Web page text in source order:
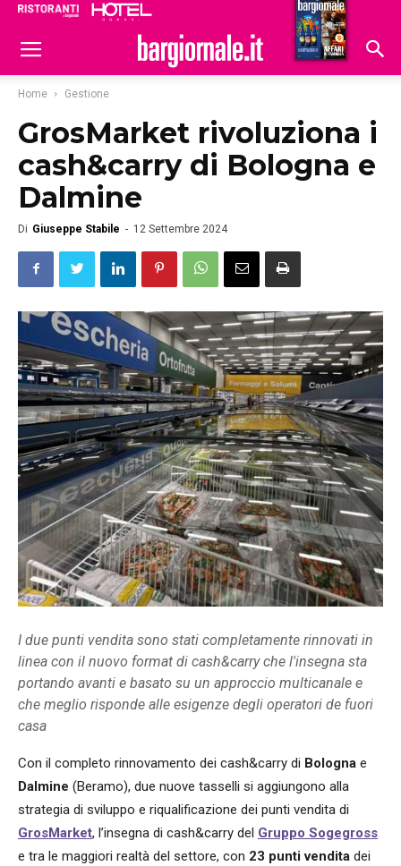
Hoteldomani
Home Gestione
GrosMarket rivoluziona i
cash&carry di Bologna e
Dalmine
Di Giuseppe Stabile - 12 Settembre 2024
I due punti vendita sono stati completamente rinnovati in
linea con il nuovo format di cash&carry che l'insegna sta
portando avanti e basato su un approccio multicanale e
che meglio risponde alle esigenze degli operatori de fuori
casa
Con il completo rinnovamento dei cash&carry di Bologna e
Dalmine (Beramo), due nuove tasselli si aggiungono alla
strategia di sviluppo e riqualificazione dei punti vendita di
GrosMarket, l’insegna di cash&carry del Gruppo Sogegross
e tra le maggiori realtà del settore, con 23 punti vendita dei